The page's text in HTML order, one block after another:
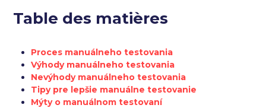
Table des matières
Proces manuálneho testovania
Výhody manuálneho testovania
Nevýhody manuálneho testovania
Tipy pre lepšie manuálne testovanie
Mýty o manuálnom testovaní